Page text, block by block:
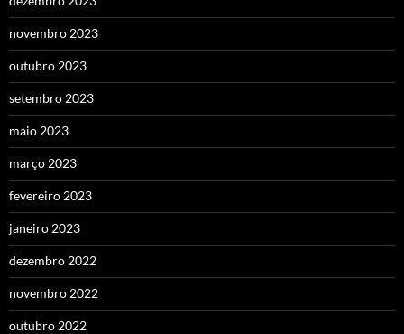
novembro 2023
outubro 2023
setembro 2023
maio 2023
março 2023
fevereiro 2023
janeiro 2023
dezembro 2022
novembro 2022
outubro 2022